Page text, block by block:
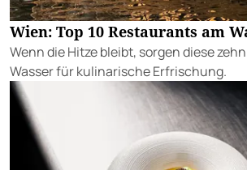
Wien: Top 10 Restaurants am
Wenn die Hitze bleibt, sorgen diese
Wasser für kulinarische Erfrischung.